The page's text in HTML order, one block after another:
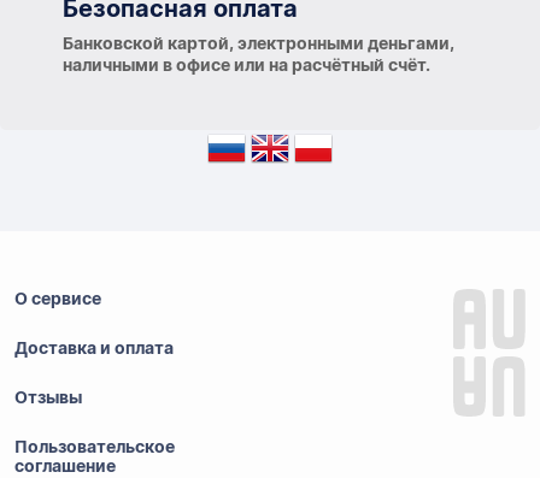
Безопасная оплата
Банковской картой, электронными деньгами,
наличными в офисе или на расчётный счёт.
О сервисе
Доставка и оплата
Отзывы
Пользовательское
соглашение